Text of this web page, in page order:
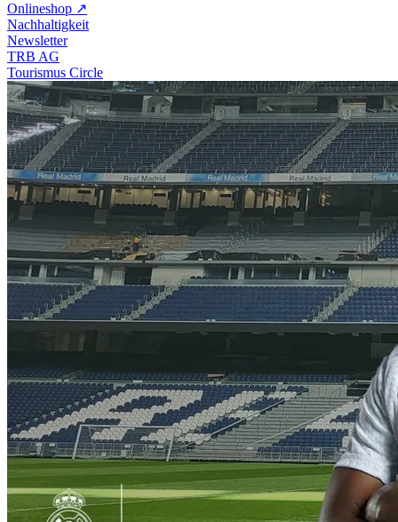
Onlineshop ↗
Nachhaltigkeit
Newsletter
TRB AG
Tourismus Circle